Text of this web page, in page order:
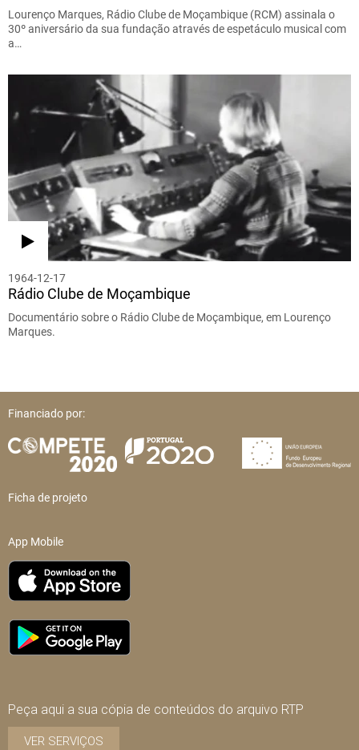
Lourenço Marques, Rádio Clube de Moçambique (RCM) assinala o
30º aniversário da sua fundação através de espetáculo musical com
a…
1964-12-17
Rádio Clube de Moçambique
Documentário sobre o Rádio Clube de Moçambique, em Lourenço
Marques.
Financiado por:
Ficha de projeto
App Mobile
Peça aqui a sua cópia de conteúdos do arquivo RTP
VER SERVIÇOS